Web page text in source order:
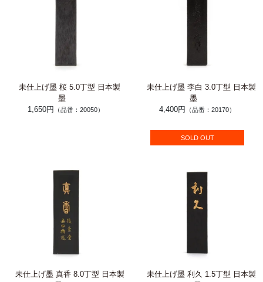
未仕上げ墨 桜 5.0丁型 日本製
墨
1,650円
（品番：20050）
未仕上げ墨 李白 3.0丁型 日本製
墨
4,400円
（品番：20170）
SOLD OUT
未仕上げ墨 真香 8.0丁型 日本製
未仕上げ墨 利久 1.5丁型 日本製